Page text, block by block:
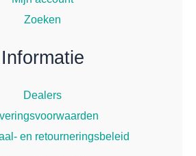
Zoeken
Informatie
Dealers
en retourneringsbeleid